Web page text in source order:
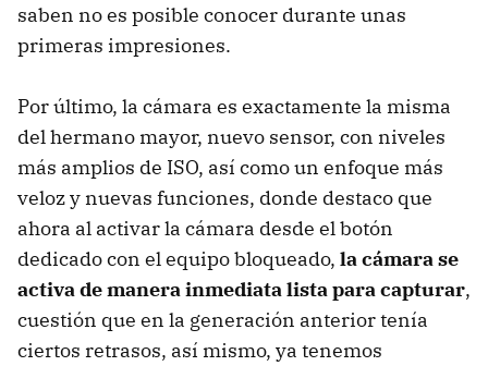
saben no es posible conocer durante unas
primeras impresiones.
Por último, la cámara es exactamente la misma
del hermano mayor, nuevo sensor, con niveles
más amplios de ISO, así como un enfoque más
veloz y nuevas funciones, donde destaco que
ahora al activar la cámara desde el botón
dedicado con el equipo bloqueado, la cámara se
activa de manera inmediata lista para capturar,
cuestión que en la generación anterior tenía
ciertos retrasos, así mismo, ya tenemos